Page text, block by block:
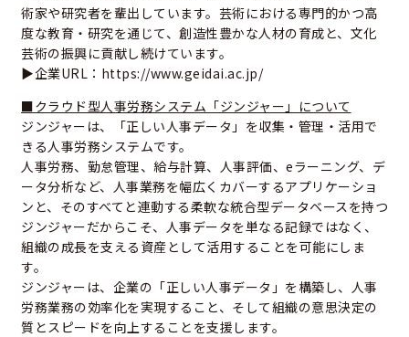
術家や研究者を輩出しています。芸術における専門的かつ高
度な教育・研究を通じて、創造性豊かな人材の育成と、文化
芸術の振興に貢献し続けています。
▶企業URL： https://www.geidai.ac.jp/
■クラウド型人事労務システム「ジンジャー」について
ジンジャーは、「正しい人事データ」を収集・管理・活用で
きる人事労務システムです。
人事労務、勤怠管理、給与計算、人事評価、eラーニング、デ
ータ分析など、人事業務を幅広くカバーするアプリケーショ
ンと、そのすべてと連動する柔軟な統合型データベースを持つ
ジンジャーだからこそ、人事データを単なる記録ではなく、
組織の成長を支える資産として活用することを可能にしま
す。
ジンジャーは、企業の「正しい人事データ」を構築し、人事
労務業務の効率化を実現すること、そして組織の意思決定の
質とスピードを向上することを支援します。